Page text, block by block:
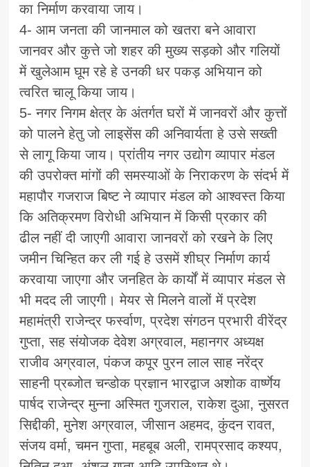
का निर्माण करवाया जाय।
4- आम जनता की जानमाल को खतरा बने आवारा
जानवर और कुत्ते जो शहर की मुख्य सड़को और गलियों
में खुलेआम घूम रहे हे उनकी धर पकड़ अभियान को
त्वरित चालू किया जाय।
5- नगर निगम क्षेत्र के अंतर्गत घरों में जानवरों और कुत्तों
को पालने हेतु जो लाइसेंस की अनिवार्यता हे उसे सख्ती
से लागू किया जाय। प्रांतीय नगर उद्योग व्यापार मंडल
की उपरोक्त मांगों की समस्याओं के निराकरण के संदर्भ में
महापौर गजराज बिष्ट ने व्यापार मंडल को आश्वस्त किया
कि अतिक्रमण विरोधी अभियान में किसी प्रकार की
ढील नहीं दी जाएगी आवारा जानवरों को रखने के लिए
जमीन चिन्हित कर ली गई हे उसमें शीघ्र निर्माण कार्य
करवाया जाएगा और जनहित के कार्यों में व्यापार मंडल से
भी मदद ली जाएगी। मेयर से मिलने वालों में प्रदेश
महामंत्री राजेन्द्र फर्स्वाण, प्रदेश संगठन प्रभारी वीरेंद्र
गुप्ता, सह संयोजक देवेश अग्रवाल, महानगर अध्यक्ष
राजीव अग्रवाल, पंकज कपूर पुरन लाल साह नरेंद्र
साहनी प्रब्जोत चन्डोक प्रज्ञान भारद्वाज अशोक वार्ष्णेय
पार्षद राजेन्द्र मुन्ना अस्मित गुजराल, राकेश दुआ, नुसरत
सिद्दीकी, मुनेश अग्रवाल, जीसान अहमद, कुंदन रावत,
संजय वर्मा, चमन गुप्ता, महबूब अली, रामप्रसाद कश्यप,